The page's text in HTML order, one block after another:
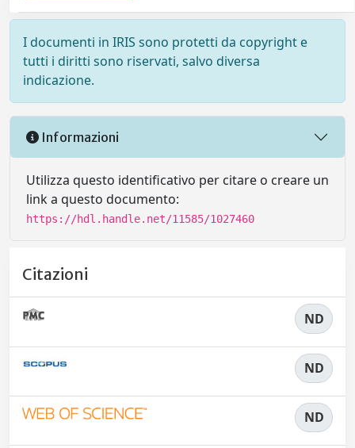
I documenti in IRIS sono protetti da copyright e
tutti i diritti sono riservati, salvo diversa
indicazione.
Informazioni
Utilizza questo identificativo per citare o creare un
link a questo documento:
https://hdl.handle.net/11585/1027460
Citazioni
ND
ND
ND